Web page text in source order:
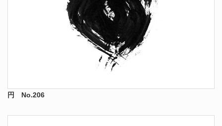
円 No.206